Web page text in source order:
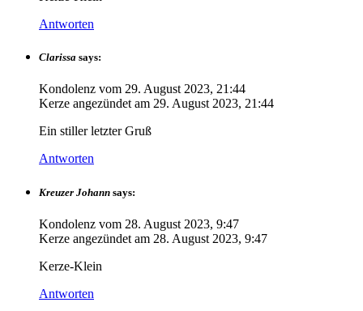
Antworten
Clarissa says:
Kondolenz vom 29. August 2023, 21:44
Kerze angezündet am 29. August 2023, 21:44
Ein stiller letzter Gruß
Antworten
Kreuzer Johann says:
Kondolenz vom 28. August 2023, 9:47
Kerze angezündet am 28. August 2023, 9:47
Kerze-Klein
Antworten